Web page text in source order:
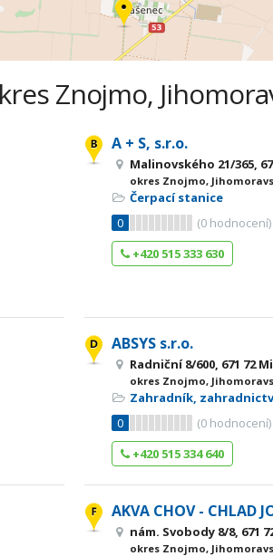
Znojmo,
A + S, s.r.o.
Malinovského 21/365,
okres Znojmo,
Čerpací stanice
0
(0 hodnocení)
+420 515 333 630
ABSYS s.r.o.
Radniční 8/600, 671 72
okres Znojmo,
Zahradník,
0
(0 hodnocení)
+420 515 334 640
AKVA CHOV - CHLAD
nám. Svobody 8/8, 671
okres Znojmo,